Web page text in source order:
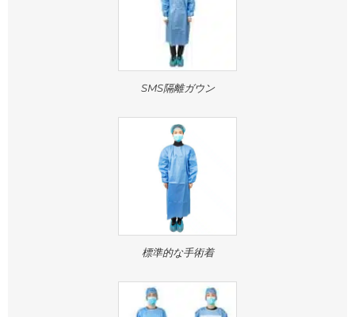
SMS隔離ガウン
標準的な手術着